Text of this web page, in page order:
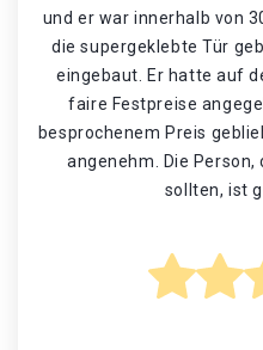
und er war innerhalb von
die supergeklebte Tür
eingebaut. Er hatte auf
faire Festpreise
besprochenem Preis
angenehm. Die
sollten, ist